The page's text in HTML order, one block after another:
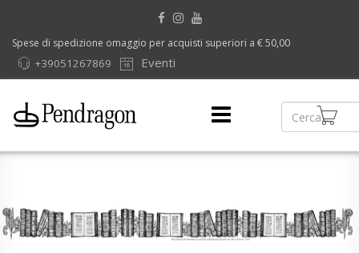
Spese di spedizione omaggio per acquisti superiori a € 50,00
Eventi
+39051267869